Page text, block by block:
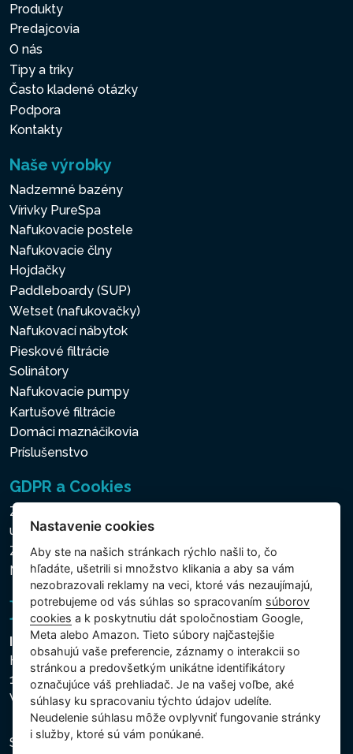
Produkty
Predajcovia
O nás
Tipy a triky
Často kladené otázky
Podpora
Kontakty
Naše výrobky
Nadzemné bazény
Vírivky PureSpa
Nafukovacie postele
Nafukovacie člny
Hojdačky
Paddleboardy (SUP)
Wetset (nafukovačky)
Nafukovací nábytok
Pieskové filtrácie
Solinátory
Nafukovacie pumpy
Kartušové filtrácie
Domáci maznáčikovia
Príslušenstvo
GDPR a Cookies
Zásady ochrany osobných a ďalších spracovávaných
údajov
Zásady používania súborov cookies
Nastavenie cookies
Intex Trading, s.r.o.
Hradecká 2526/3
130 00 Praha 3
Vinohrady - Česká republika
Spoločnosť je zapísaná na Mestskom súde v Prahe,
Nastavenie cookies
Aby ste na našich stránkach rýchlo našli to, čo
hľadáte, ušetrili si množstvo klikania a aby sa vám
nezobrazovali reklamy na veci, ktoré vás nezaujímajú,
potrebujeme od vás súhlas so spracovaním súborov
cookies a k poskytnutiu dát spoločnostiam Google,
Meta alebo Amazon. Tieto súbory najčastejšie
obsahujú vaše preferencie, záznamy o interakcii so
stránkou a predovšetkým unikátne identifikátory
označujúce váš prehliadač. Je na vašej voľbe, aké
súhlasy ku spracovaniu týchto údajov udelíte.
Neudelenie súhlasu mȏže ovplyvniť fungovanie stránky
i služby, ktoré sú vám ponúkané.